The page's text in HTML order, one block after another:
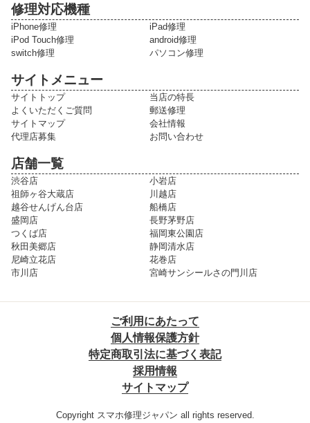
修理対応機種
iPhone修理
iPad修理
iPod Touch修理
android修理
switch修理
パソコン修理
サイトメニュー
サイトトップ
当店の特長
よくいただくご質問
郵送修理
サイトマップ
会社情報
代理店募集
お問い合わせ
店舗一覧
渋谷店
小岩店
祖師ヶ谷大蔵店
川越店
越谷せんげん台店
船橋店
盛岡店
長野茅野店
つくば店
福岡東公園店
秋田美郷店
静岡清水店
尼崎立花店
花巻店
市川店
宮崎サンシールさの門川店
ご利用にあたって
個人情報保護方針
特定商取引法に基づく表記
採用情報
サイトマップ
Copyright スマホ修理ジャパン all rights reserved.